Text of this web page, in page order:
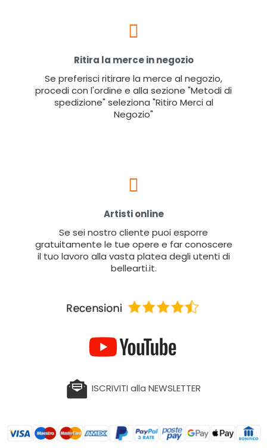
Ritira la merce in negozio
Se preferisci ritirare la merce al negozio,
procedi con l'ordine e alla sezione "Metodi di
spedizione" seleziona "Ritiro Merci al
Negozio"
Artisti online
Se sei nostro cliente puoi esporre
gratuitamente le tue opere e far conoscere
il tuo lavoro alla vasta platea degli utenti di
bellearti.it.
ISCRIVITI alla NEWSLETTER